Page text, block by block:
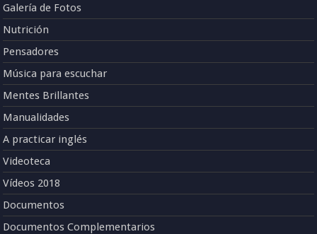
Galería de Fotos
Nutrición
Pensadores
Música para escuchar
Mentes Brillantes
Manualidades
A practicar inglés
Videoteca
Vídeos 2018
Documentos
Documentos Complementarios